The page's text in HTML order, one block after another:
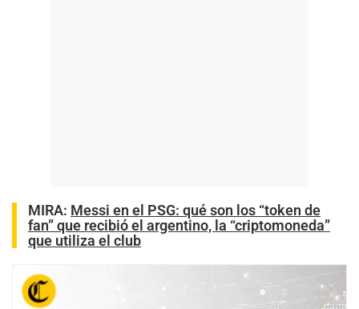
MIRA: Messi en el PSG: qué son los “token de
fan” que recibió el argentino, la “criptomoneda”
que utiliza el club